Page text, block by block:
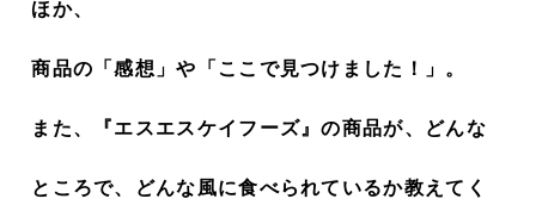
ほか、
商品の「感想」や「ここで見つけました！」。
また、『エスエスケイフーズ』の商品が、どんな
ところで、どんな風に食べられているか教えてく